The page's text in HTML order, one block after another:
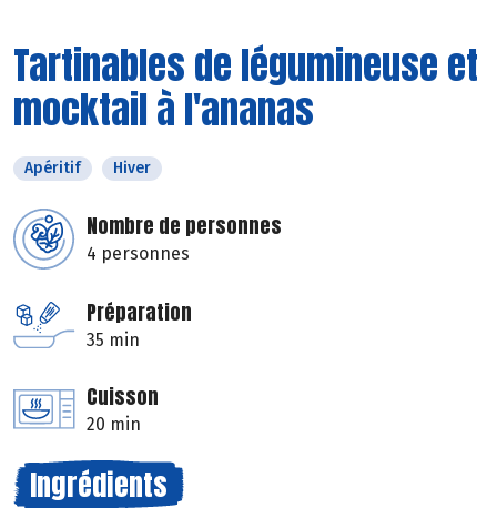
Tartinables de légumineuse et
mocktail à l'ananas
Apéritif Hiver
Nombre de personnes
4 personnes
Préparation
35 min
Cuisson
20 min
Ingrédients